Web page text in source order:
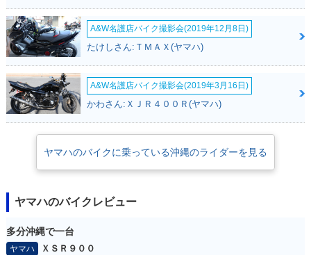
A&W名護店バイク撮影会(2019年12月8日)
たけしさん:ＴＭＡＸ(ヤマハ)
A&W名護店バイク撮影会(2019年3月16日)
かわさん:ＸＪＲ４００Ｒ(ヤマハ)
ヤマハのバイクに乗っている沖縄のライダーを見る
ヤマハのバイクレビュー
多分沖縄で一台
ヤマハ
ＸＳＲ９００